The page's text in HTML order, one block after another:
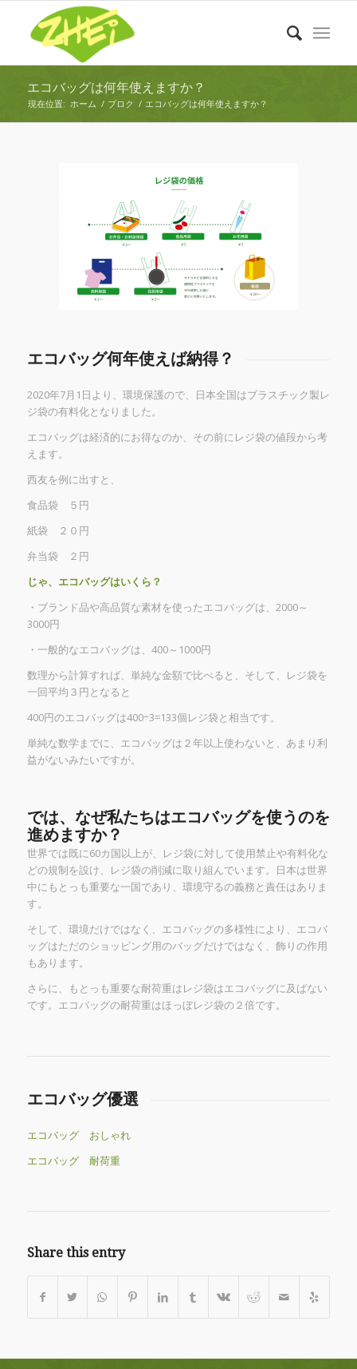
エコバッグは何年使えますか？
現在位置: ホーム / ブロク / エコバッグは何年使えますか？
エコバッグ何年使えば納得？
2020年7月1日より、環境保護ので、日本全国はプラスチック製レ
ジ袋の有料化となりました。
エコバッグは経済的にお得なのか、その前にレジ袋の値段から考
えます。
西友を例に出すと、
食品袋 ５円
紙袋 ２０円
弁当袋 ２円
じゃ、エコバッグはいくら？
・ブランド品や高品質な素材を使ったエコバッグは、2000～
3000円
・一般的なエコバッグは、400～1000円
数理から計算すれば、単純な金額で比べると、そして、レジ袋を
一回平均３円となると
400円のエコバッグは400÷3=133個レジ袋と相当です。
単純な数学までに、エコバッグは２年以上使わないと、あまり利
益がないみたいですが。
では、なぜ私たちはエコバッグを使うのを
進めますか？
世界では既に60カ国以上が、レジ袋に対して使用禁止や有料化な
どの規制を設け、レジ袋の削減に取り組んでいます。日本は世界
中にもとっも重要な一国であり、環境守るの義務と責任はありま
す。
そして、環境だけではなく、エコバッグの多様性により、エコバ
ッグはただのショッピング用のバッグだけではなく、飾りの作用
もあります。
さらに、もとっも重要な耐荷重はレジ袋はエコバッグに及ばない
です。エコバッグの耐荷重はほっぼレジ袋の２倍です。
エコバッグ優選
エコバッグ おしゃれ
エコバッグ 耐荷重
Share this entry